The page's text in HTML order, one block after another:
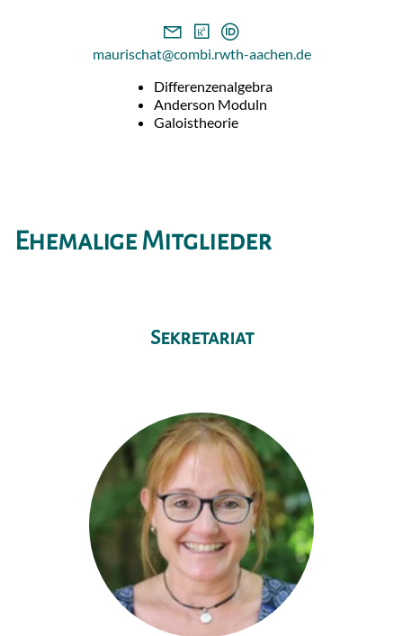
maurischat@combi.rwth-aachen.de
Differenzenalgebra
Anderson Moduln
Galoistheorie
Ehemalige Mitglieder
Sekretariat